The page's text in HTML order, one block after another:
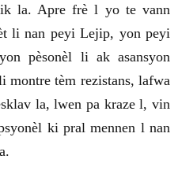
la. Apre frè l yo te vann
li nan peyi Lejip, yon peyi
pèsonèl li ak asansyon
montre tèm rezistans, lafwa
la, lwen pa kraze l, vin
ki pral mennen l nan